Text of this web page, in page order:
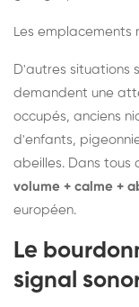
Les emplacements
D'autres situations
demandent une
occupés, anciens
d'enfants,
abeilles. Dans tous
volume + calme +
européen.
Le
signal